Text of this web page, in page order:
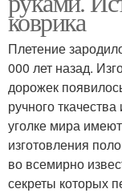
коврика
Плетение
000 лет назад.
дорожек
ручного
уголке мира
изготовления
во всемирно
секреты которых